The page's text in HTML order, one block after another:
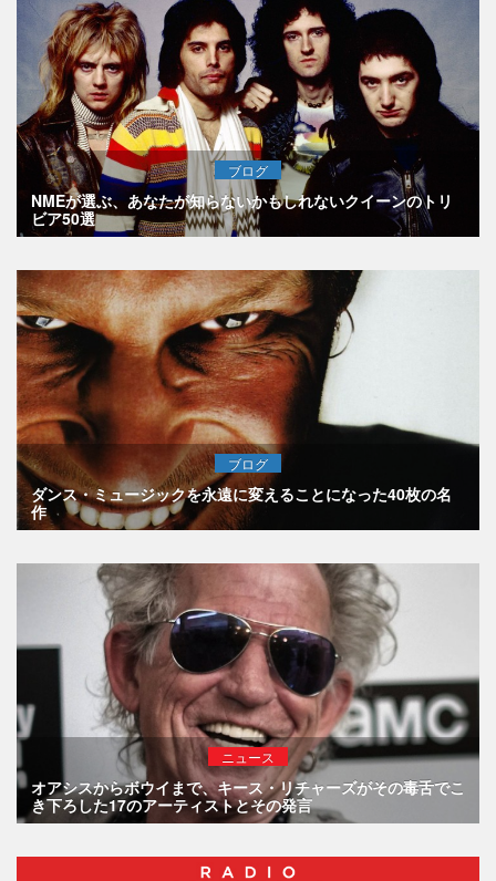
ブログ
NMEが選ぶ、あなたが知らないかもしれないクイーンのトリ
ビア50選
ブログ
ダンス・ミュージックを永遠に変えることになった40枚の名
作
ニュース
オアシスからボウイまで、キース・リチャーズがその毒舌でこ
き下ろした17のアーティストとその発言